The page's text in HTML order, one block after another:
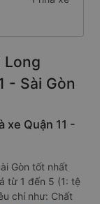
Long
- Sài Gòn
xe Quận 11 -
Gòn tốt nhất
từ 1 đến 5 (1: tệ
chí như: Chất